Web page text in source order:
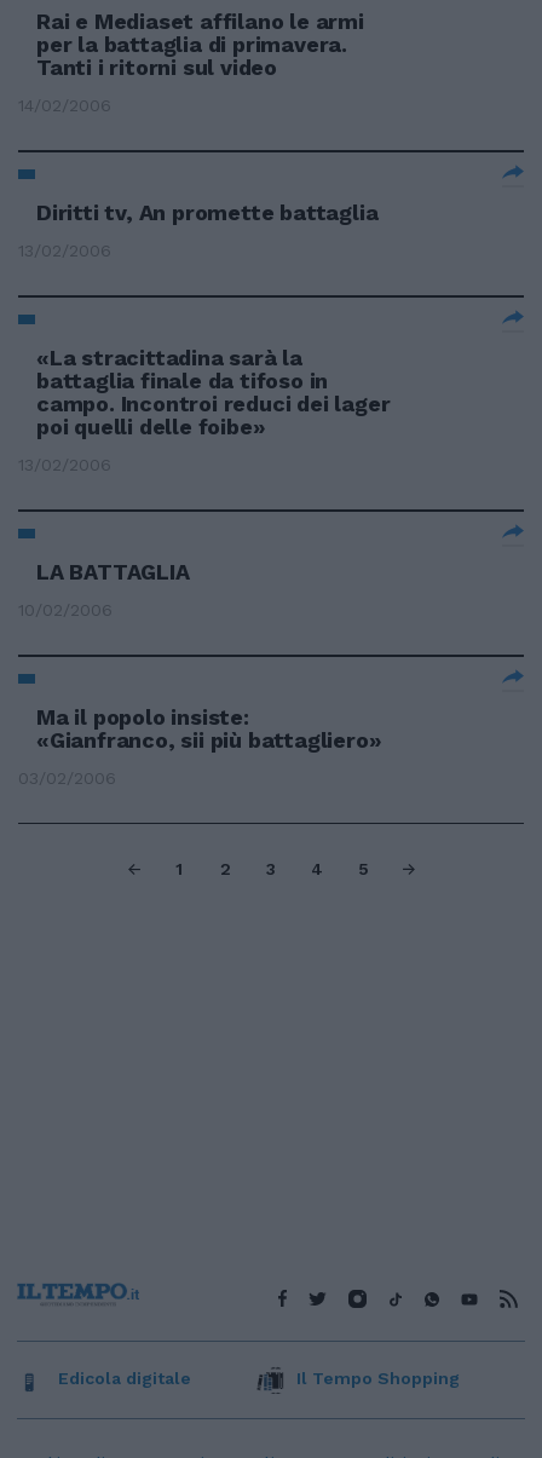
Rai e Mediaset affilano le armi
per la battaglia di primavera.
Tanti i ritorni sul video
14/02/2006
Diritti tv, An promette battaglia
13/02/2006
«La stracittadina sarà la
battaglia finale da tifoso in
campo. Incontroi reduci dei lager
poi quelli delle foibe»
13/02/2006
LA BATTAGLIA
10/02/2006
Ma il popolo insiste:
«Gianfranco, sii più battagliero»
03/02/2006
1 2 3 4 5
Edicola digitale Il Tempo Shopping